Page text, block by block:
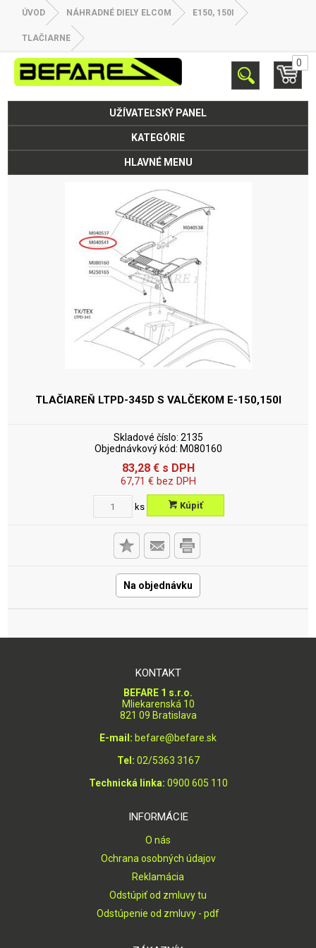
ÚVOD NÁHRADNÉ DIELY ELCOM E150, 150I
TLAČIARNE
0
UŽÍVATEĽSKÝ PANEL
KATEGÓRIE
HLAVNÉ MENU
TLAČIAREŇ LTPD-345D S VALČEKOM E-150,150I
Skladové číslo: 2135
Objednávkový kód: M080160
83,28 €s DPH
67,71 €bez DPH
ks Kúpiť
Na objednávku
KONTAKT
BEFARE 1 s.r.o.
Mliekarenská 10
821 09 Bratislava
E-mail: befare@befare.sk
Tel: 02/5363 3167
Technická linka: 0900 605 110
INFORMÁCIE
O nás
Ochrana osobných údajov
Reklamácia
Odstúpiť od zmluvy tu
Odstúpenie od zmluvy - pdf